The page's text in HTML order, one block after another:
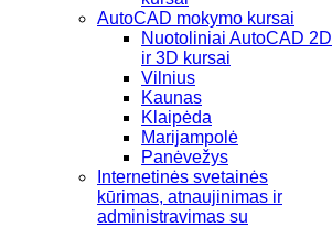
AutoCAD mokymo kursai
Nuotoliniai AutoCAD 2D
ir 3D kursai
Vilnius
Kaunas
Klaipėda
Marijampolė
Panėvežys
Internetinės svetainės
kūrimas, atnaujinimas ir
administravimas su